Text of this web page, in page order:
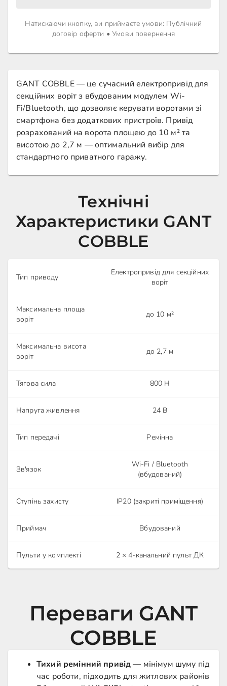
Натискаючи кнопку, ви приймаєте умови: Публічний
договір оферти •Умови повернення
GANT COBBLE — це сучасний електропривід для
секційних воріт з вбудованим модулем Wi-
Fi/Bluetooth, що дозволяє керувати воротами зі
смартфона без додаткових пристроїв. Привід
розрахований на ворота площею до 10 м² та
висотою до 2,7 м — оптимальний вибір для
стандартного приватного гаражу.
Технічні
Характеристики GANT
COBBLE
Тип приводу
Електропривід для секційних
воріт
Максимальна площа
воріт
до 10 м²
Максимальна висота
воріт
до 2,7 м
Тягова сила 800 Н
Напруга живлення 24 В
Тип передачі Ремінна
Зв'язок
Wi-Fi / Bluetooth
(вбудований)
Ступінь захисту IP20 (закриті приміщення)
Приймач Вбудований
Пульти у комплекті 2 × 4-канальний пульт ДК
Переваги GANT
COBBLE
Тихий ремінний привід— мінімум шуму під
час роботи, підходить для житлових районів